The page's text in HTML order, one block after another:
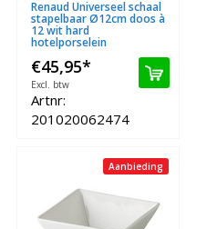
Renaud Universeel schaal
stapelbaar Ø12cm doos à
12 wit hard
hotelporselein
€45,95*
Excl. btw
Artnr:
201020062474
Aanbieding